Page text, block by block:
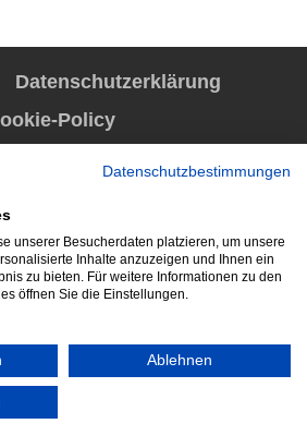
Datenschutzerklärung
Policy
Datenschutzbestimmungen
unserer Besucherdaten platzieren, um unsere
Inhalte anzuzeigen und Ihnen ein
zu bieten. Für weitere Informationen zu den
öffnen Sie die Einstellungen.
Ablehnen